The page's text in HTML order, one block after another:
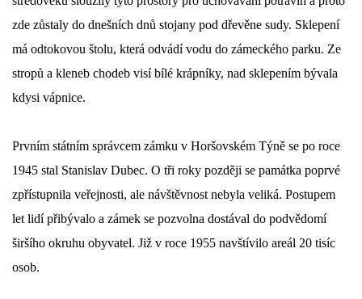
zde zůstaly do dnešních dnů stojany pod dřevěne sudy. Sklepení
má odtokovou štolu, která odvádí vodu do zámeckého parku. Ze
stropů a kleneb chodeb visí bílé krápníky, nad sklepením bývala
kdysi vápnice.
Prvním státním správcem zámku v Horšovském Týně se po roce
1945 stal Stanislav Dubec. O tři roky později se památka poprvé
zpřístupnila veřejnosti, ale návštěvnost nebyla veliká. Postupem
let lidí přibývalo a zámek se pozvolna dostával do podvědomí
širšího okruhu obyvatel. Již v roce 1955 navštívilo areál 20 tisíc
osob.